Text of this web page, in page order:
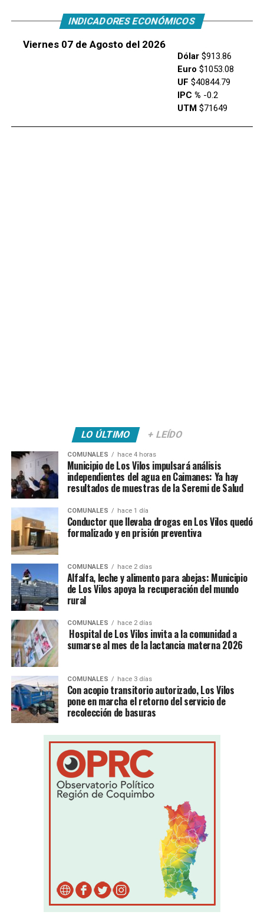
INDICADORES ECONÓMICOS
Viernes 07 de Agosto del 2026
Dólar$913.86
Euro $1053.08
UF $40844.79
IPC % -0.2
UTM$71649
LO ÚLTIMO + LEÍDO
COMUNALES hace 4 horas
Municipio de Los Vilos impulsará análisis
independientes del agua en Caimanes: Ya hay
resultados de muestras de la Seremi de Salud
COMUNALES hace 1 día
Conductor que llevaba drogas en Los Vilos quedó
formalizado y en prisión preventiva
COMUNALES hace 2 días
Alfalfa, leche y alimento para abejas: Municipio
de Los Vilos apoya la recuperación del mundo
rural
COMUNALES hace 2 días
Hospital de Los Vilos invita a la comunidad a
sumarse al mes de la lactancia materna 2026
COMUNALES hace 3 días
Con acopio transitorio autorizado, Los Vilos
pone en marcha el retorno del servicio de
recolección de basuras